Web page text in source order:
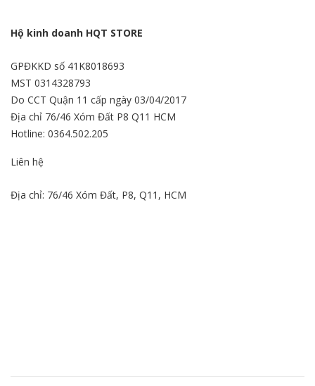
Hộ kinh doanh HQT STORE
GPĐKKD số 41K8018693
MST 0314328793
Do CCT Quận 11 cấp ngày 03/04/2017
Địa chỉ 76/46 Xóm Đất P8 Q11 HCM
Hotline: 0364.502.205
Liên hệ
Địa chỉ: 76/46 Xóm Đất, P8, Q11, HCM